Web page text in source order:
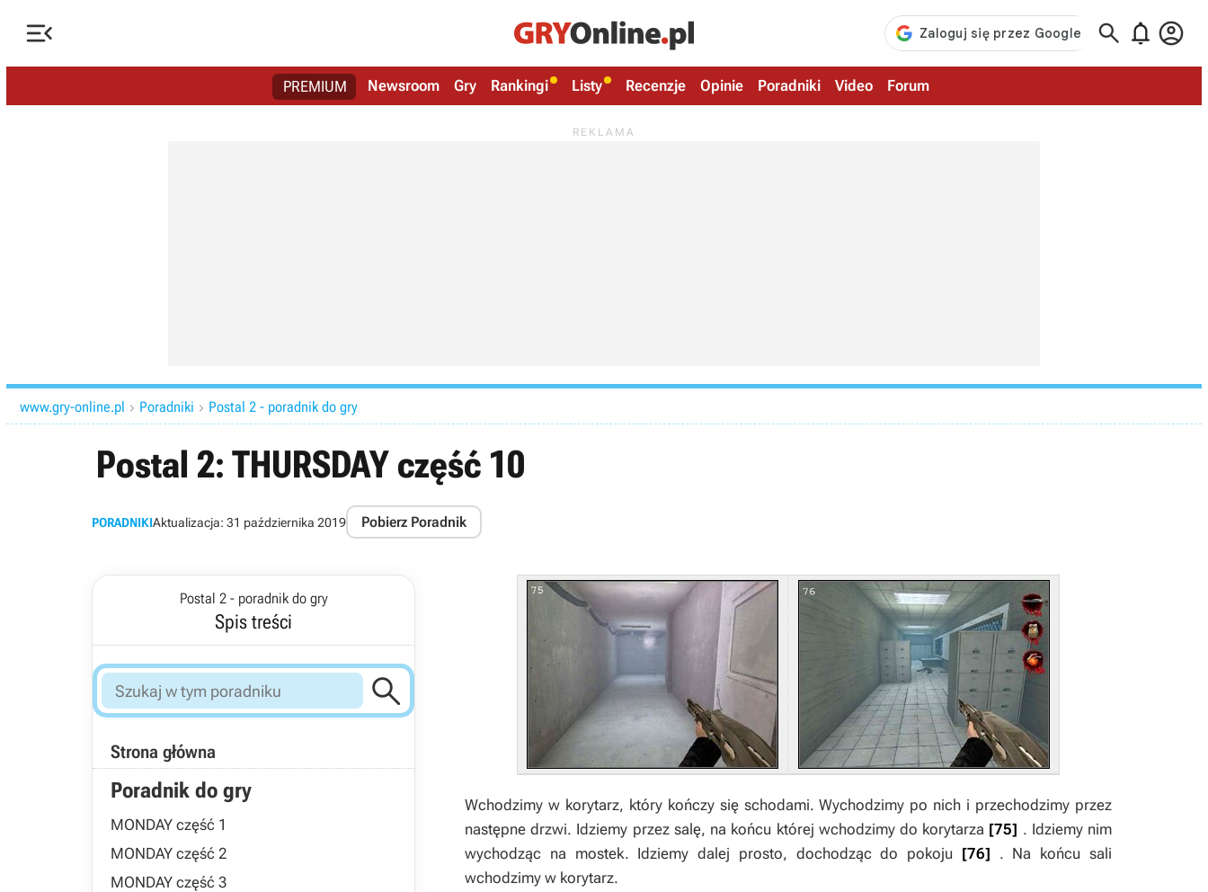
   
PREMIUM Newsroom Gry Rankingi Listy Recenzje Opinie Poradniki Video Forum
www.gry-online.pl  Poradniki  Postal 2 - poradnik do gry
Postal 2: THURSDAY część 10
PORADNIKIAktualizacja: 31 października 2019 Pobierz Poradnik
Postal 2 - poradnik do gry
Spis treści

Strona główna
Poradnik do gry
MONDAY część 1
MONDAY część 2
MONDAY część 3
Wchodzimy w korytarz, który kończy się schodami. Wychodzimy po nich i przechodzimy przez
następne drzwi. Idziemy przez salę, na końcu której wchodzimy do korytarza [75] . Idziemy nim
wychodząc na mostek. Idziemy dalej prosto, dochodząc do pokoju [76] . Na końcu sali
wchodzimy w korytarz.